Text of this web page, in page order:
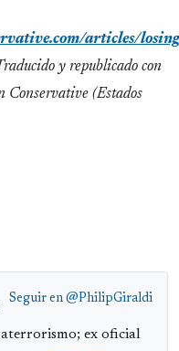
articles/
y republicado con
Conservative (Estados
Seguir en @PhilipGiraldi
ex oficial